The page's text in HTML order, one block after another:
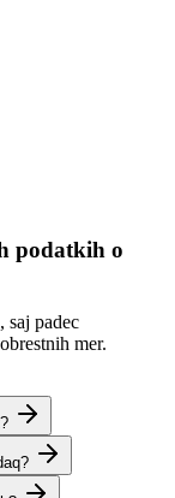
podatkih o
saj padec
mer.